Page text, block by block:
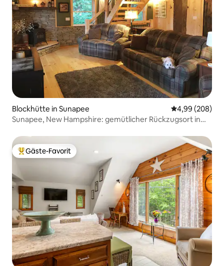
Blockhütte in Sunapee
4,99 (208)
Sunapee, New Hampshire: gemütlicher Rückzugsort in
Beliebter Gäste-Favorit.
Gäste-Favorit